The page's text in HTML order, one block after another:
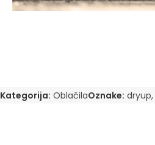
Kategorija: OblačilaOznake: dryup,